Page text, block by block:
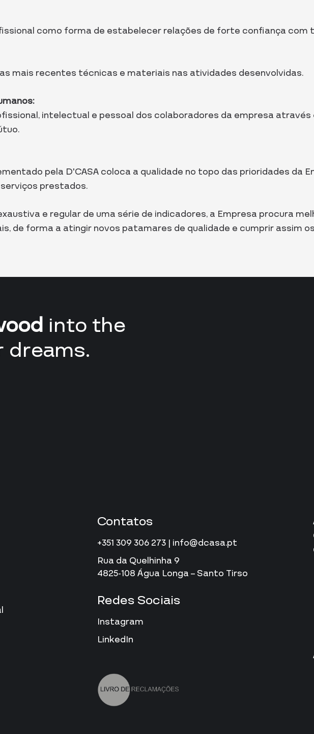
como forma de estabelecer relações de forte confiança com
mais recentes técnicas e materiais nas atividades desenvolvidas.
intelectual e pessoal dos colaboradores da empresa
pela D’CASA coloca a qualidade no topo das prioridades da
prestados.
e regular de uma série de indicadores, a Empresa procura
de forma a atingir novos patamares de qualidade e cumprir assim
into the
dreams.
Contatos
+351 309 306 273 | info@dcasa.pt
Rua da Quelhinha 9
4825-108 Água Longa – Santo Tirso
Redes Sociais
Instagram
LinkedIn